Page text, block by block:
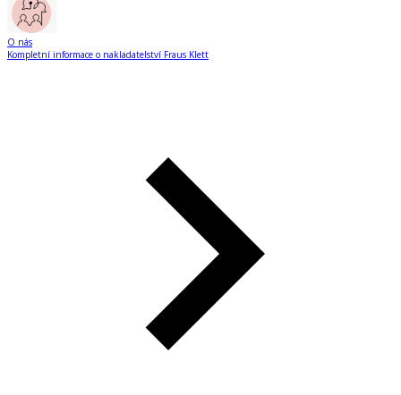
O nás
Kompletní informace o nakladatelství Fraus Klett